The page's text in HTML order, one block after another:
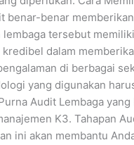
benar
tersebut
dalam
di berbagai
yang digunakan
Audit Lembaga
K3. Tahapan
ini akan membantu